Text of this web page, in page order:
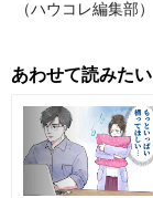
（ハウコレ編集部）
あわせて読みたい